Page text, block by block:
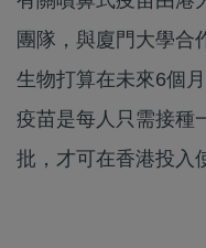
團隊，與廈門大學合
生物打算在未來6個
疫苗是每人只需接種
批，才可在香港投入